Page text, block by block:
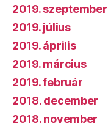
2019. szeptember
2019. július
2019. április
2019. március
2019. február
2018. december
2018. november